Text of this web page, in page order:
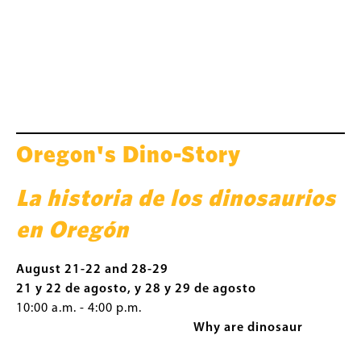
Oregon's Dino-Story
La historia de los dinosaurios
en Oregón
August 21-22 and 28-29
21 y 22 de agosto, y 28 y 29 de agosto
10:00 a.m. - 4:00 p.m.
Why are dinosaur